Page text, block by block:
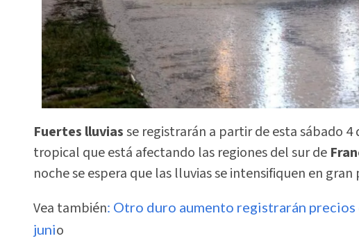
Fuertes lluviasse registrarán a partir de esta sábado
tropical que está afectando las regiones del sur de
noche se espera que las lluvias se intensifiquen en
Vea también: Otro duro aumento registrarán
junio